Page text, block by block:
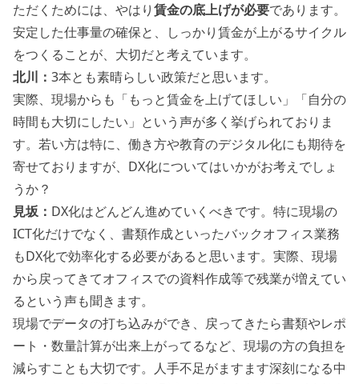
ただくためには、やはり賃金の底上げが必要であります。
安定した仕事量の確保と、しっかり賃金が上がるサイクル
をつくることが、大切だと考えています。
北川： 3本とも素晴らしい政策だと思います。
実際、現場からも「もっと賃金を上げてほしい」「自分の
時間も大切にしたい」という声が多く挙げられておりま
す。若い方は特に、働き方や教育のデジタル化にも期待を
寄せておりますが、DX化についてはいかがお考えでしょ
うか？
見坂： DX化はどんどん進めていくべきです。特に現場の
ICT化だけでなく、書類作成といったバックオフィス業務
もDX化で効率化する必要があると思います。実際、現場
から戻ってきてオフィスでの資料作成等で残業が増えてい
るという声も聞きます。
現場でデータの打ち込みができ、戻ってきたら書類やレポ
ート・数量計算が出来上がってるなど、現場の方の負担を
減らすことも大切です。人手不足がますます深刻になる中